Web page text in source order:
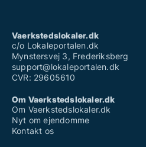
Vaerkstedslokaler.dk
c/o Lokaleportalen.dk
Mynstersvej 3, Frederiksberg
support@lokaleportalen.dk
CVR: 29605610
Om Vaerkstedslokaler.dk
Om Vaerkstedslokaler.dk
Nyt om ejendomme
Kontakt os